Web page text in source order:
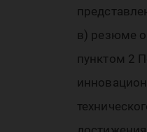
в) резюме о
пунктом 2